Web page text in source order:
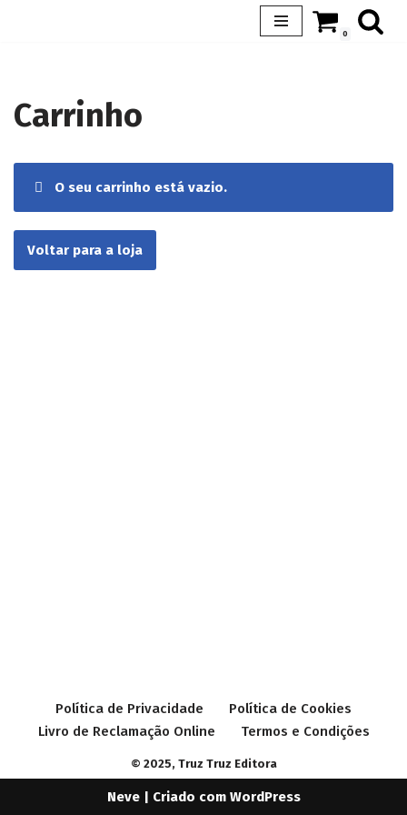
conteúdo
0
Carrinho
O seu carrinho está vazio.
Voltar para a loja
Política de Privacidade
Política de Cookies
Livro de Reclamação Online
Termos e Condições
© 2025, Truz Truz Editora
Neve| Criado com WordPress